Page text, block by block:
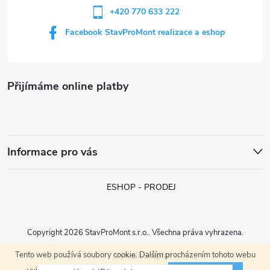
Tento web používá soubory cookie. Dalším procházením tohoto webu
Přijímáme online platby
Informace pro vás
+420 770 633 222
Facebook StavProMont realizace a eshop
ESHOP - PRODEJ
Vytvořil Shoptet
Copyright 2026 StavProMont s.r.o.. Všechna práva vyhrazena.
Karol (Přimda)